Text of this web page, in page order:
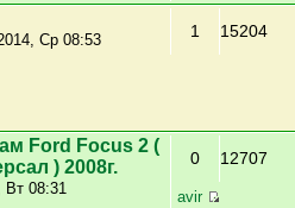
Ср 08:53 1 15204
Ford Focus 2 (
) 2008г.
Вт 08:31
0 12707
avir